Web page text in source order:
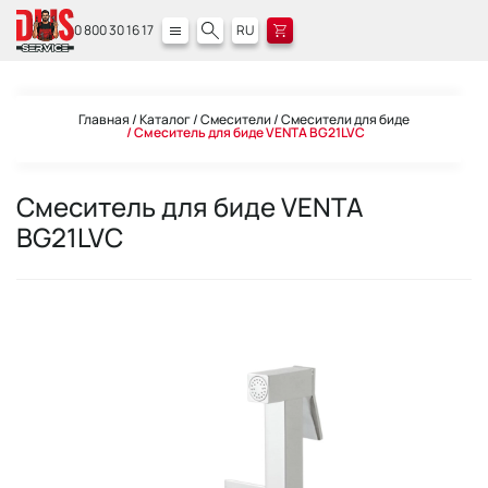
0 800 30 16 17 RU
Главная Каталог Смесители Смесители для биде
Смеситель для биде VENTA BG21LVC
Смеситель для биде VENTA
BG21LVC